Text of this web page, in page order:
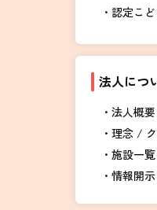
認定こ
法人につ
法人概
理念 /
施設一覧
情報開示